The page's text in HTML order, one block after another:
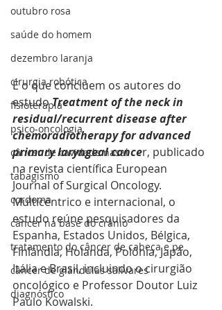
outubro rosa
saúde do homem
dezembro laranja
cirurgia robótica
fisioterapia
psico-oncologia
câncer de cavidade nasal
tabagismo
cordoma
câncer na base do crânio
tratamento do câncer de cabeça e pe
câncer de glândulas salivares
diagnóstico
É o que concluem os autores do
estudo Treatment of the neck in
residual/recurrent disease after
chemoradiotherapy for advanced
primary laryngeal cancer, publicado
na revista científica European
Journal of Surgical Oncology.
Multicêntrico e internacional, o
estudo reúne pesquisadores da
Espanha, Estados Unidos, Bélgica,
Finlândia, Holanda, Polônia, Japão,
Itália e Brasil, incluindo o cirurgião
oncológico e Professor Doutor Luiz
Paulo Kowalski.